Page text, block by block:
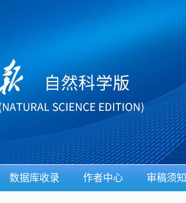
数据库收录 作者中心 审稿须知